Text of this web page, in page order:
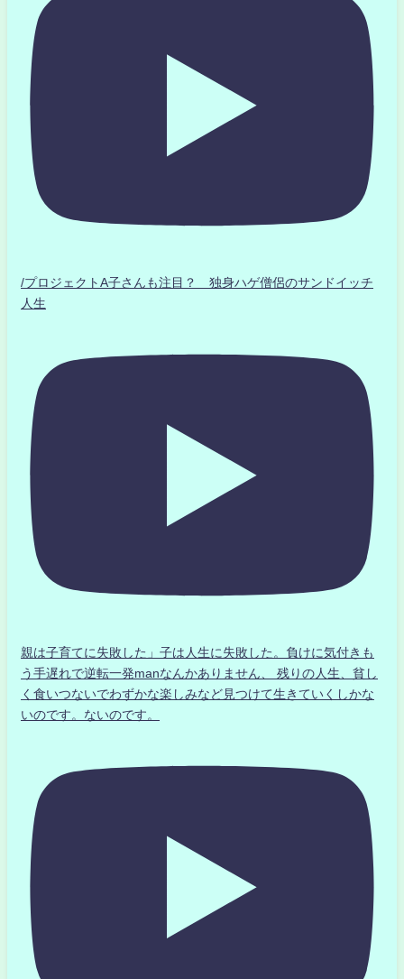
/プロジェクトA子さんも注目？ 独身ハゲ僧侶のサンドイッチ
人生
親は子育てに失敗した」子は人生に失敗した。負けに気付きも
う手遅れで逆転一発manなんかありません、 残りの人生、貧し
く食いつないでわずかな楽しみなど見つけて生きていくしかな
いのです。ないのです。